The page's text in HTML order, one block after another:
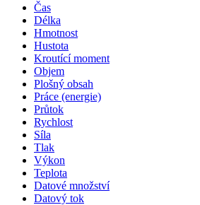
Čas
Délka
Hmotnost
Hustota
Kroutící moment
Objem
Plošný obsah
Práce (energie)
Průtok
Rychlost
Síla
Tlak
Výkon
Teplota
Datové množství
Datový tok